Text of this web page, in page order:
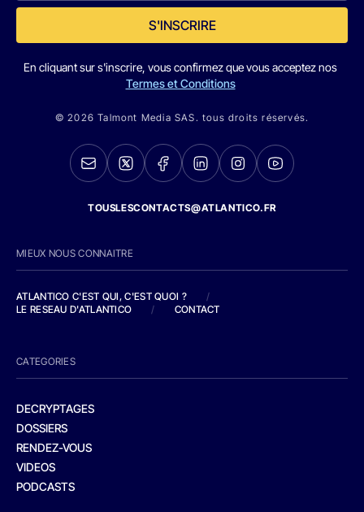
S'INSCRIRE
En cliquant sur s'inscrire, vous confirmez que vous acceptez nos
Termes et Conditions
© 2026 Talmont Media SAS. tous droits réservés.
TOUSLESCONTACTS@ATLANTICO.FR
MIEUX NOUS CONNAITRE
ATLANTICO C'EST QUI, C'EST QUOI ?
/
LE RESEAU D'ATLANTICO
/ CONTACT
CATEGORIES
DECRYPTAGES
DOSSIERS
RENDEZ-VOUS
VIDEOS
PODCASTS